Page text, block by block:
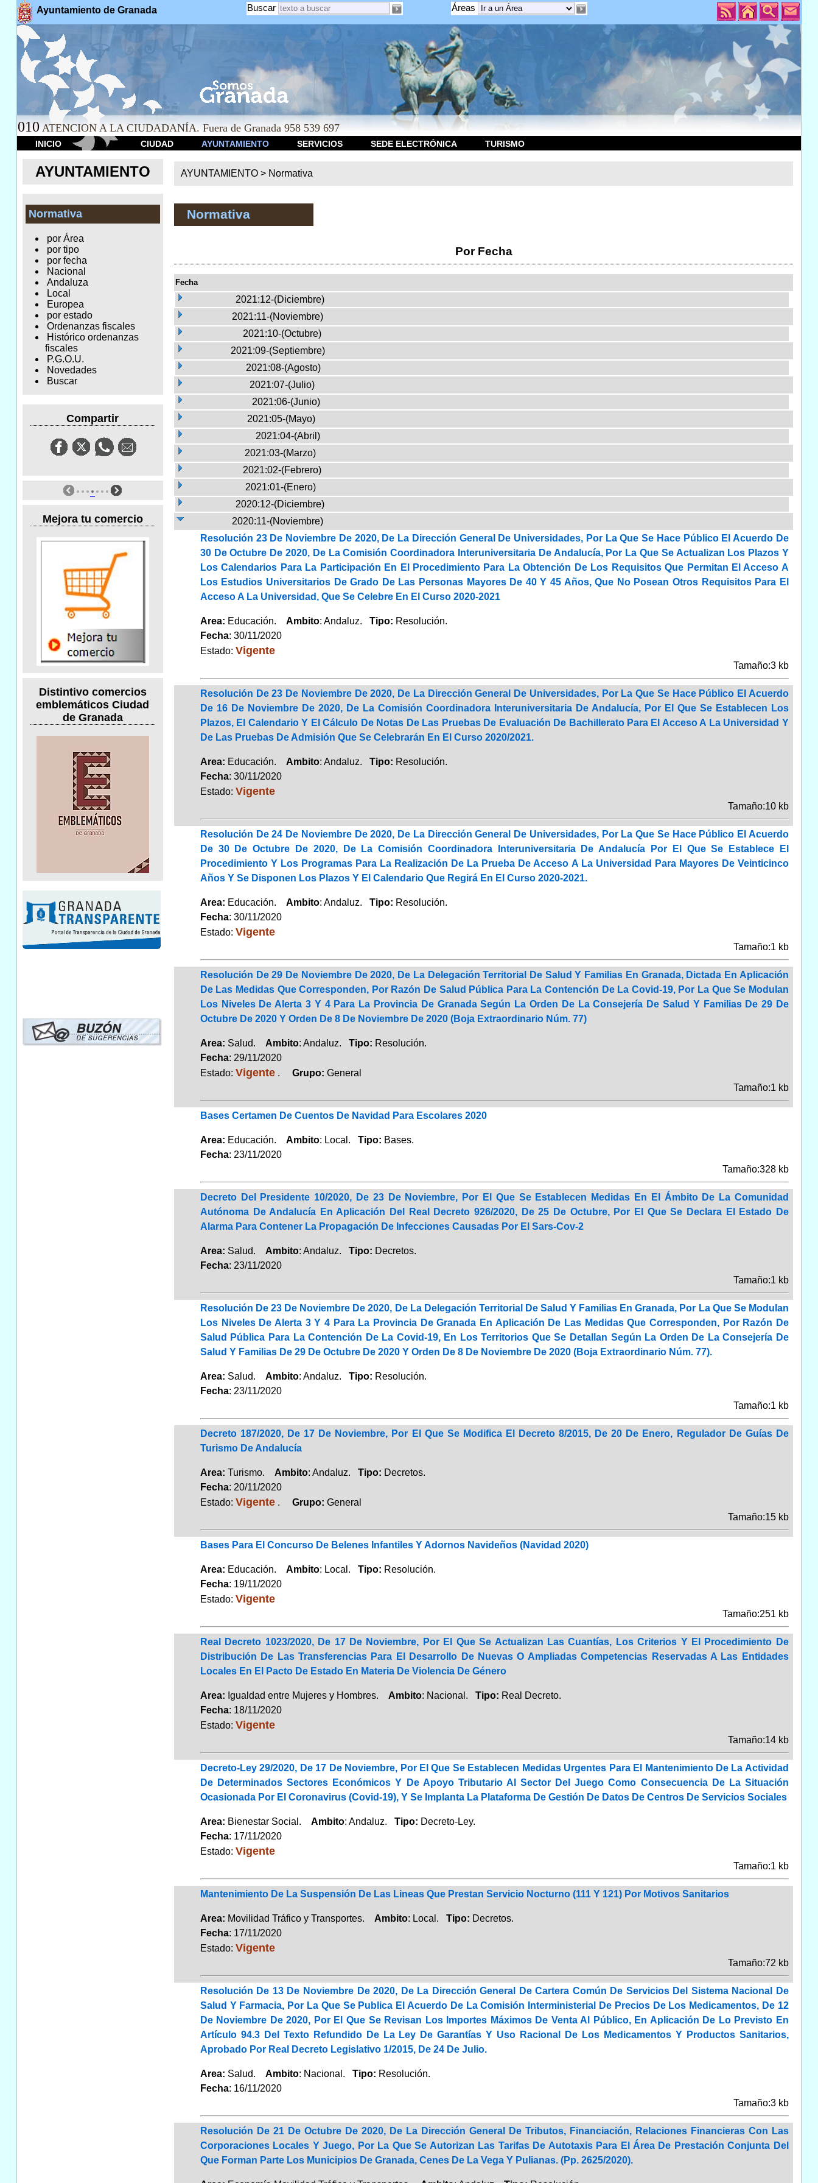
Ayuntamiento de Granada Áreas
Buscar
010 ATENCION A LA CIUDADANÍA. Fuera de Granada 958 539 697
INICIO CIUDAD AYUNTAMIENTO SERVICIOS SEDE ELECTRÓNICA TURISMO
AYUNTAMIENTO
Normativa
por Área
por tipo
por fecha
Nacional
Andaluza
Local
Europea
por estado
Ordenanzas fiscales
Histórico ordenanzas
fiscales
P.G.O.U.
Novedades
Buscar
Compartir
Mejora tu comercio
Distintivo comercios
emblemáticos Ciudad
de Granada
AYUNTAMIENTO > Normativa
Normativa
Por Fecha
Fecha
2021:12-(Diciembre)
2021:11-(Noviembre)
2021:10-(Octubre)
2021:09-(Septiembre)
2021:08-(Agosto)
2021:07-(Julio)
2021:06-(Junio)
2021:05-(Mayo)
2021:04-(Abril)
2021:03-(Marzo)
2021:02-(Febrero)
2021:01-(Enero)
2020:12-(Diciembre)
2020:11-(Noviembre)
Resolución 23 De Noviembre De 2020, De La Dirección General De Universidades, Por La Que Se Hace Público El Acuerdo De
30 De Octubre De 2020, De La Comisión Coordinadora Interuniversitaria De Andalucía, Por La Que Se Actualizan Los Plazos Y
Los Calendarios Para La Participación En El Procedimiento Para La Obtención De Los Requisitos Que Permitan El Acceso A
Los Estudios Universitarios De Grado De Las Personas Mayores De 40 Y 45 Años, Que No Posean Otros Requisitos Para El
Acceso A La Universidad, Que Se Celebre En El Curso 2020-2021
Area: Educación. Ambito: Andaluz. Tipo: Resolución.
Fecha: 30/11/2020
Estado: Vigente
Tamaño:3 kb
Resolución De 23 De Noviembre De 2020, De La Dirección General De Universidades, Por La Que Se Hace Público El Acuerdo
De 16 De Noviembre De 2020, De La Comisión Coordinadora Interuniversitaria De Andalucía, Por El Que Se Establecen Los
Plazos, El Calendario Y El Cálculo De Notas De Las Pruebas De Evaluación De Bachillerato Para El Acceso A La Universidad Y
De Las Pruebas De Admisión Que Se Celebrarán En El Curso 2020/2021.
Area: Educación. Ambito: Andaluz. Tipo: Resolución.
Fecha: 30/11/2020
Estado: Vigente
Tamaño:10 kb
Resolución De 24 De Noviembre De 2020, De La Dirección General De Universidades, Por La Que Se Hace Público El Acuerdo
De 30 De Octubre De 2020, De La Comisión Coordinadora Interuniversitaria De Andalucía Por El Que Se Establece El
Procedimiento Y Los Programas Para La Realización De La Prueba De Acceso A La Universidad Para Mayores De Veinticinco
Años Y Se Disponen Los Plazos Y El Calendario Que Regirá En El Curso 2020-2021.
Area: Educación. Ambito: Andaluz. Tipo: Resolución.
Fecha: 30/11/2020
Estado: Vigente
Tamaño:1 kb
Resolución De 29 De Noviembre De 2020, De La Delegación Territorial De Salud Y Familias En Granada, Dictada En Aplicación
De Las Medidas Que Corresponden, Por Razón De Salud Pública Para La Contención De La Covid-19, Por La Que Se Modulan
Los Niveles De Alerta 3 Y 4 Para La Provincia De Granada Según La Orden De La Consejería De Salud Y Familias De 29 De
Octubre De 2020 Y Orden De 8 De Noviembre De 2020 (Boja Extraordinario Núm. 77)
Area: Salud. Ambito: Andaluz. Tipo: Resolución.
Fecha: 29/11/2020
Estado: Vigente. Grupo: General
Tamaño:1 kb
Bases Certamen De Cuentos De Navidad Para Escolares 2020
Area: Educación. Ambito: Local. Tipo: Bases.
Fecha: 23/11/2020
Tamaño:328 kb
Decreto Del Presidente 10/2020, De 23 De Noviembre, Por El Que Se Establecen Medidas En El Ámbito De La Comunidad
Autónoma De Andalucía En Aplicación Del Real Decreto 926/2020, De 25 De Octubre, Por El Que Se Declara El Estado De
Alarma Para Contener La Propagación De Infecciones Causadas Por El Sars-Cov-2
Area: Salud. Ambito: Andaluz. Tipo: Decretos.
Fecha: 23/11/2020
Tamaño:1 kb
Resolución De 23 De Noviembre De 2020, De La Delegación Territorial De Salud Y Familias En Granada, Por La Que Se Modulan
Los Niveles De Alerta 3 Y 4 Para La Provincia De Granada En Aplicación De Las Medidas Que Corresponden, Por Razón De
Salud Pública Para La Contención De La Covid-19, En Los Territorios Que Se Detallan Según La Orden De La Consejería De
Salud Y Familias De 29 De Octubre De 2020 Y Orden De 8 De Noviembre De 2020 (Boja Extraordinario Núm. 77).
Area: Salud. Ambito: Andaluz. Tipo: Resolución.
Fecha: 23/11/2020
Tamaño:1 kb
Decreto 187/2020, De 17 De Noviembre, Por El Que Se Modifica El Decreto 8/2015, De 20 De Enero, Regulador De Guías De
Turismo De Andalucía
Area: Turismo. Ambito: Andaluz. Tipo: Decretos.
Fecha: 20/11/2020
Estado: Vigente. Grupo: General
Tamaño:15 kb
Bases Para El Concurso De Belenes Infantiles Y Adornos Navideños (Navidad 2020)
Area: Educación. Ambito: Local. Tipo: Resolución.
Fecha: 19/11/2020
Estado: Vigente
Tamaño:251 kb
Real Decreto 1023/2020, De 17 De Noviembre, Por El Que Se Actualizan Las Cuantías, Los Criterios Y El Procedimiento De
Distribución De Las Transferencias Para El Desarrollo De Nuevas O Ampliadas Competencias Reservadas A Las Entidades
Locales En El Pacto De Estado En Materia De Violencia De Género
Area: Igualdad entre Mujeres y Hombres. Ambito: Nacional. Tipo: Real Decreto.
Fecha: 18/11/2020
Estado: Vigente
Tamaño:14 kb
Decreto-Ley 29/2020, De 17 De Noviembre, Por El Que Se Establecen Medidas Urgentes Para El Mantenimiento De La Actividad
De Determinados Sectores Económicos Y De Apoyo Tributario Al Sector Del Juego Como Consecuencia De La Situación
Ocasionada Por El Coronavirus (Covid-19), Y Se Implanta La Plataforma De Gestión De Datos De Centros De Servicios Sociales
Area: Bienestar Social. Ambito: Andaluz. Tipo: Decreto-Ley.
Fecha: 17/11/2020
Estado: Vigente
Tamaño:1 kb
Mantenimiento De La Suspensión De Las Lineas Que Prestan Servicio Nocturno (111 Y 121) Por Motivos Sanitarios
Area: Movilidad Tráfico y Transportes. Ambito: Local. Tipo: Decretos.
Fecha: 17/11/2020
Estado: Vigente
Tamaño:72 kb
Resolución De 13 De Noviembre De 2020, De La Dirección General De Cartera Común De Servicios Del Sistema Nacional De
Salud Y Farmacia, Por La Que Se Publica El Acuerdo De La Comisión Interministerial De Precios De Los Medicamentos, De 12
De Noviembre De 2020, Por El Que Se Revisan Los Importes Máximos De Venta Al Público, En Aplicación De Lo Previsto En
Artículo 94.3 Del Texto Refundido De La Ley De Garantías Y Uso Racional De Los Medicamentos Y Productos Sanitarios,
Aprobado Por Real Decreto Legislativo 1/2015, De 24 De Julio.
Area: Salud. Ambito: Nacional. Tipo: Resolución.
Fecha: 16/11/2020
Tamaño:3 kb
Resolución De 21 De Octubre De 2020, De La Dirección General De Tributos, Financiación, Relaciones Financieras Con Las
Corporaciones Locales Y Juego, Por La Que Se Autorizan Las Tarifas De Autotaxis Para El Área De Prestación Conjunta Del
Que Forman Parte Los Municipios De Granada, Cenes De La Vega Y Pulianas. (Pp. 2625/2020).